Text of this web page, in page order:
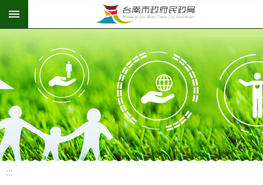
跳到主要內容區塊
:::